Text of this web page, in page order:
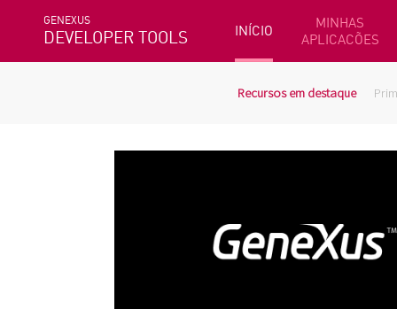
GENEXUS
DEVELOPER TOOLS INÍCIO
MINHAS
APLICACÕES
Recursos em destaque